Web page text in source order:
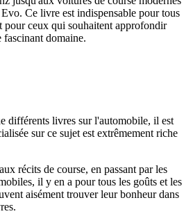
Ce livre est indispensable pour tous
pour ceux qui souhaitent approfondir
fascinant domaine.
différents livres sur l'automobile, il est
sur ce sujet est extrêmement riche
récits de course, en passant par les
il y en a pour tous les goûts et les
aisément trouver leur bonheur dans